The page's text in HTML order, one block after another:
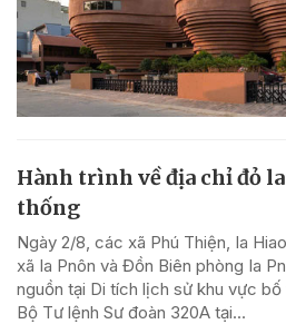
Hành trình về địa chỉ đỏ
thống
Ngày 2/8, các xã Phú Thiện, Ia
xã Ia Pnôn và Đồn Biên phòng Ia
nguồn tại Di tích lịch sử khu vực
Bộ Tư lệnh Sư đoàn 320A tại...